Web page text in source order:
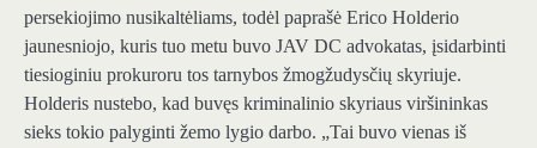
persekiojimo nusikaltėliams, todėl paprašė Erico Holderio
jaunesniojo, kuris tuo metu buvo JAV DC advokatas, įsidarbinti
tiesioginiu prokuroru tos tarnybos žmogžudysčių skyriuje.
Holderis nustebo, kad buvęs kriminalinio skyriaus viršininkas
sieks tokio palyginti žemo lygio darbo. „Tai buvo vienas iš